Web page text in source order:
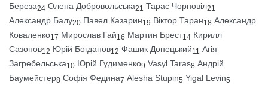
Береза24 Олена Добровольська21 Тарас Чорновіл21
Александр Балу20 Павел Казарин19 Віктор Таран18 Александр
Коваленко17 Мирослав Гай16 Мартин Брест14 Кирилл
Сазонов12 Юрій Богданов12 Фашик Донецький11 Агія
Загребельська10 Юрій Гудименко9 Vasyl Taras8 Андрій
Баумейстер8 Софія Федина7 Alesha Stupin5 Yigal Levin5